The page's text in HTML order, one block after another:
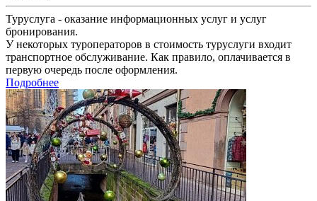
Туруслуга - оказание информационных услуг и услуг
бронирования.
У некоторых туроператоров в стоимость туруслуги входит
транспортное обслуживание. Как правило, оплачивается в
первую очередь после оформления.
Подробнее